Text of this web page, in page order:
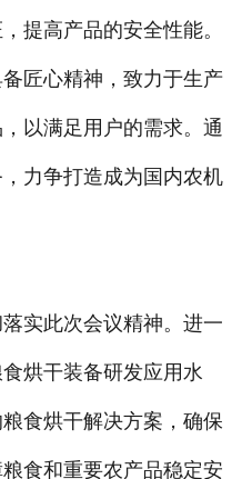
提高产品的安全性能。
匠心精神，致力于生产
以满足用户的需求。通
力争打造成为国内农机
实此次会议精神。进一
烘干装备研发应用水
食烘干解决方案，确保
食和重要农产品稳定安